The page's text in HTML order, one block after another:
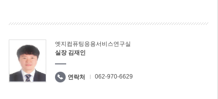
엣지컴퓨팅응용서비스연구실
실장 김재인
연락처 062-970-6629